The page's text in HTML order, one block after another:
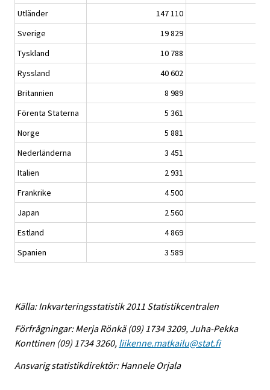
Utländer
147 110
Sverige
19 829
Tyskland
10 788
Ryssland
40 602
Britannien
8 989
Förenta Staterna
5 361
Norge
5 881
Nederländerna
3 451
Italien
2 931
Frankrike
4 500
Japan
2 560
Estland
4 869
Spanien
3 589
Källa: Inkvarteringsstatistik 2011 Statistikcentralen
Förfrågningar: Merja Rönkä (09) 1734 3209, Juha-Pekka
Konttinen (09) 1734 3260, liikenne.matkailu@stat.fi
Ansvarig statistikdirektör: Hannele Orjala